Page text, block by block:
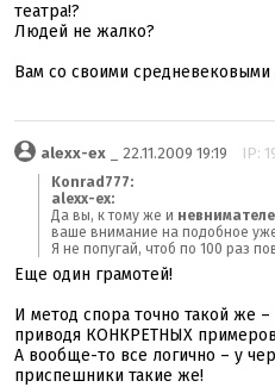
театра!?
Людей не жалко?
Вам со своими
alexx-ex _ 22.11.2009 19:19 IP:
Konrad777:
alexx-ex:
Да вы, к тому же и
ваше внимание на подобное
Я не попугай, чтоб по 100 раз
Еще один грамотей!
И метод спора точно такой же –
приводя КОНКРЕТНЫХ
А вообще-то все логично – у
приспешники такие же!